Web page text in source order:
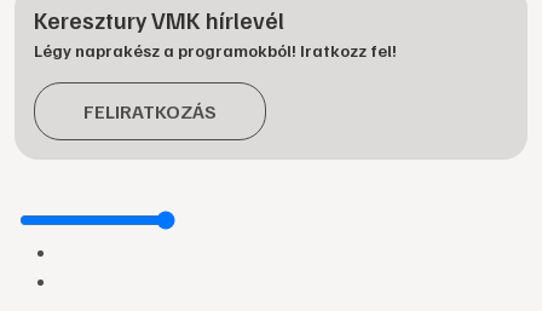
Keresztury VMK hírlevél
Légy naprakész a programokból! Iratkozz fel!
FELIRATKOZÁS